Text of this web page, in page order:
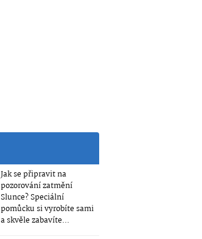
Jak se připravit na
pozorování zatmění
Slunce? Speciální
pomůcku si vyrobíte sami
a skvěle zabavíte...